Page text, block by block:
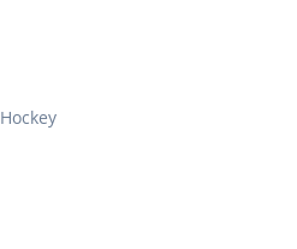
Hockey